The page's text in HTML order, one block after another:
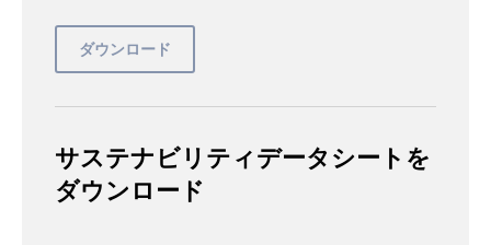
サステナビリティデータシートを
ダウンロード